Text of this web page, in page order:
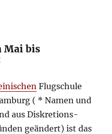
Mai bis
Flugschule
( * Namen und
aus Diskretions-
geändert) ist das